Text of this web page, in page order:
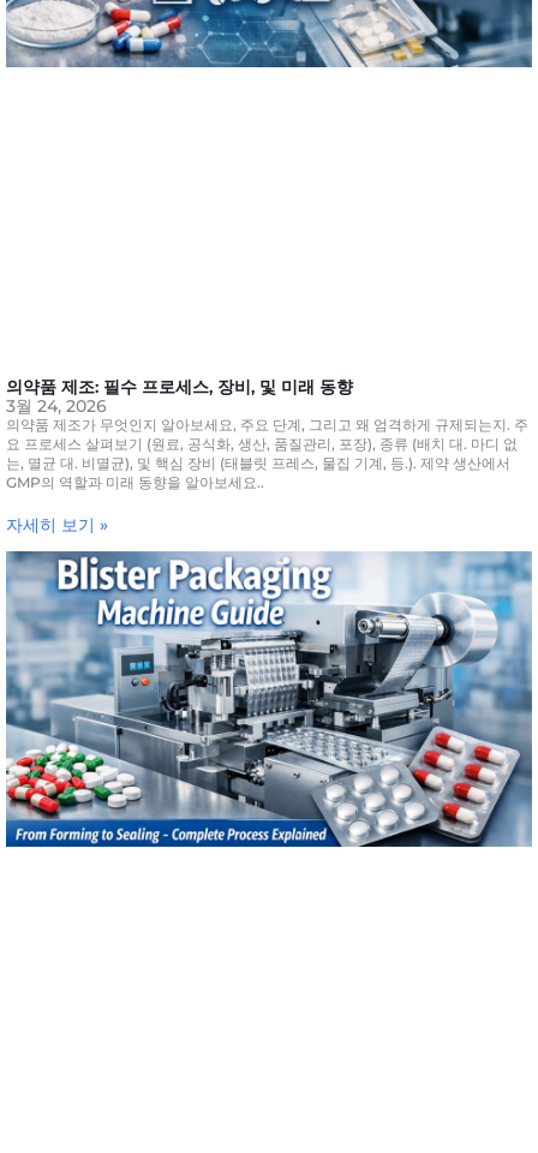
의약품 제조: 필수 프로세스, 장비, 및 미래 동향
3월 24, 2026
의약품 제조가 무엇인지 알아보세요, 주요 단계, 그리고 왜 엄격하게 규제되는지. 주
요 프로세스 살펴보기 (원료, 공식화, 생산, 품질관리, 포장), 종류 (배치 대. 마디 없
는, 멸균 대. 비멸균), 및 핵심 장비 (태블릿 프레스, 물집 기계, 등.). 제약 생산에서
GMP의 역할과 미래 동향을 알아보세요..
자세히 보기 »